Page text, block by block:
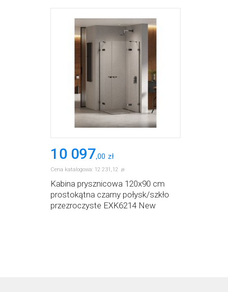
10 097,00 zł
Cena katalogowa: 12 231 ,12 zł
Kabina prysznicowa 120x90 cm
prostokątna czarny połysk/szkło
przezroczyste EXK6214 New